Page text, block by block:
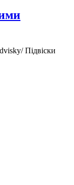
Підвіски